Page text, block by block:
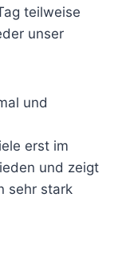
teilweise
unser
und
erst im
und zeigt
sehr stark